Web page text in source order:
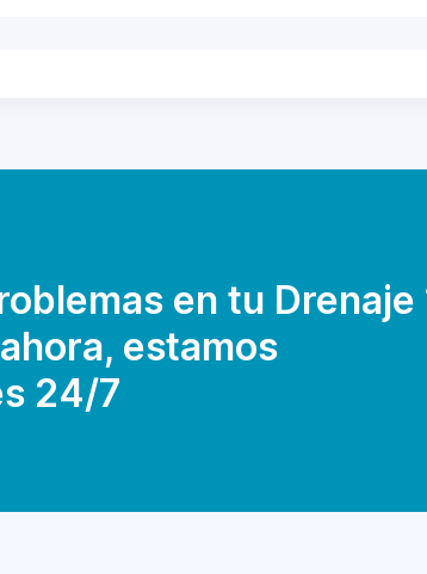
en tu Drenaje
estamos
24/7